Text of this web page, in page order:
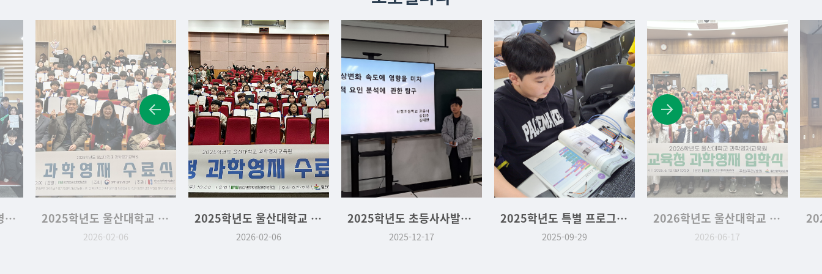
2025년 대학부설 과학영재교육원 사사연구과정 성과발표대회 2025학년도 울산대학교 심화·사사과정 수료식
2026-02-06
2025학년도 울산대학교 교육청위탁과정 수료식
2026-02-06
2025학년도 초등사사발표회
2025-12-17
2025학년도 특별 프로그램 디지털 새싹 2학기
2025-09-29
2026학년도 울산대학교 교육청 위탁과정 입학식
2026-06-17